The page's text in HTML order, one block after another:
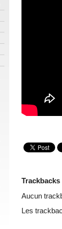
Trackbacks
Aucun
Les